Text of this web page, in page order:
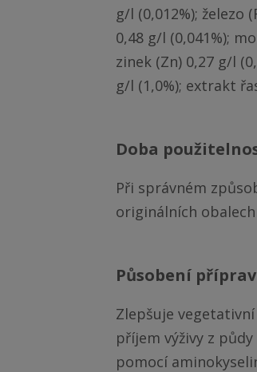
g/l (0,012%); železo
0,48 g/l (0,041%);
zinek (Zn) 0,27 g/l
g/l (1,0%); extrakt
doba
Při správném
originálních
působení
Zlepšuje
příjem výživy z půdy
pomocí